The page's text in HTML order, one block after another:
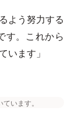
よう努力する
す。これから
います」
います。